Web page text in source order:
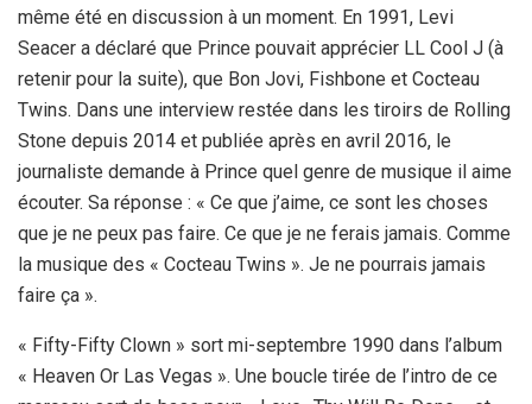
même été en discussion à un moment. En 1991, Levi
Seacer a déclaré que Prince pouvait apprécier LL Cool J (à
retenir pour la suite), que Bon Jovi, Fishbone et Cocteau
Twins. Dans une interview restée dans les tiroirs de Rolling
Stone depuis 2014 et publiée après en avril 2016, le
journaliste demande à Prince quel genre de musique il aime
écouter. Sa réponse : « Ce que j’aime, ce sont les choses
que je ne peux pas faire. Ce que je ne ferais jamais. Comme
la musique des « Cocteau Twins ». Je ne pourrais jamais
faire ça ».
« Fifty-Fifty Clown » sort mi-septembre 1990 dans l’album
« Heaven Or Las Vegas ». Une boucle tirée de l’intro de ce